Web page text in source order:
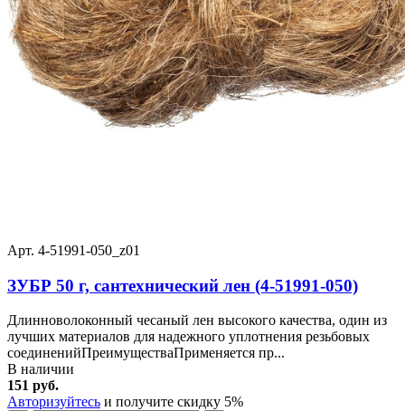
Арт. 4-51991-050_z01
ЗУБР 50 г, сантехнический лен (4-51991-050)
Длинноволоконный чесаный лен высокого качества, один из
лучших материалов для надежного уплотнения резьбовых
соединенийПреимуществаПрименяется пр...
В наличии
151 руб.
Авторизуйтесь и получите скидку 5%